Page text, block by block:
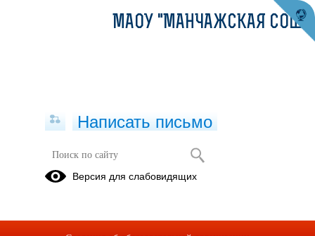
март 2025 г.
МАОУ "МАНЧАЖСКАЯ СОШ"
Написать письмо
Версия для слабовидящих